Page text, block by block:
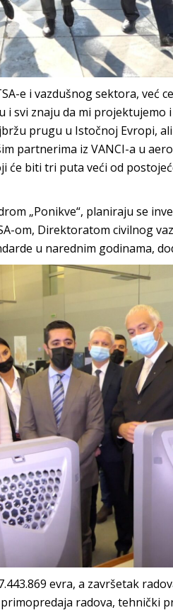
e i vazdušnog sektora, već
svi znaju da mi projektujemo
prugu u Istočnoj Evropi,
partnerima iz VANCI-a u
biti tri puta veći od
„Ponikve“, planiraju se
om, Direktoratom civilnog
u narednim godinama,
evra, a završetak
radova, tehnički